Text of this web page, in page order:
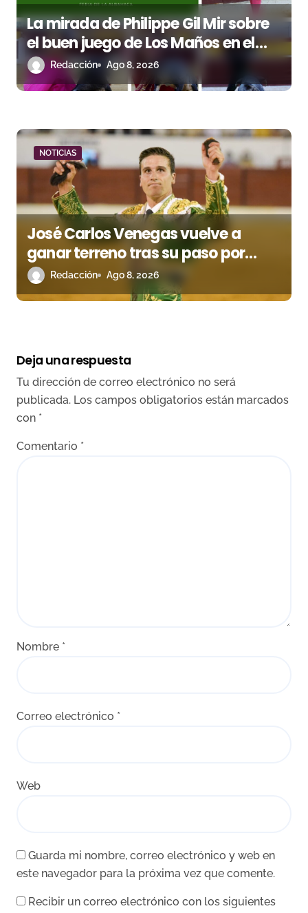
s
La mirada de Philippe Gil Mir sobre
el buen juego de Los Maños en el
arranque de Huesca
Redacción Ago 8, 2026
NOTICIAS
José Carlos Venegas vuelve a
ganar terreno tras su paso por
Madrid
Redacción Ago 8, 2026
Deja una respuesta
Tu dirección de correo electrónico no será
publicada. Los campos obligatorios están marcados
con *
Comentario *
Nombre *
Correo electrónico *
Web
Guarda mi nombre, correo electrónico y web en
este navegador para la próxima vez que comente.
Recibir un correo electrónico con los siguientes